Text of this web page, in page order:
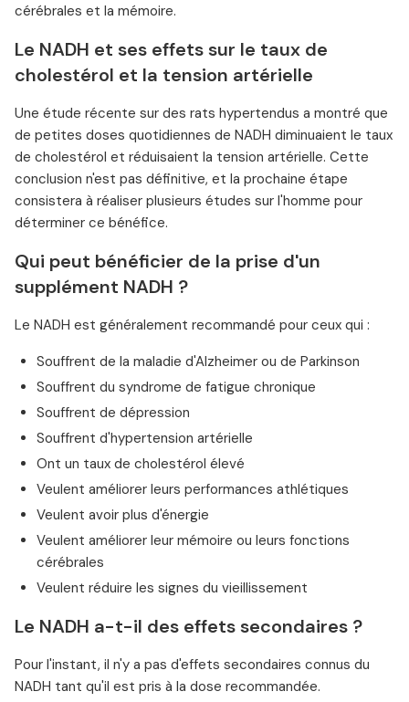
cérébrales et la mémoire.
Le NADH et ses effets sur le taux de
cholestérol et la tension artérielle
Une étude récente sur des rats hypertendus a montré que
de petites doses quotidiennes de NADH diminuaient le taux
de cholestérol et réduisaient la tension artérielle. Cette
conclusion n'est pas définitive, et la prochaine étape
consistera à réaliser plusieurs études sur l'homme pour
déterminer ce bénéfice.
Qui peut bénéficier de la prise d'un
supplément NADH ?
Le NADH est généralement recommandé pour ceux qui :
Souffrent de la maladie d'Alzheimer ou de Parkinson
Souffrent du syndrome de fatigue chronique
Souffrent de dépression
Souffrent d'hypertension artérielle
Ont un taux de cholestérol élevé
Veulent améliorer leurs performances athlétiques
Veulent avoir plus d'énergie
Veulent améliorer leur mémoire ou leurs fonctions
cérébrales
Veulent réduire les signes du vieillissement
Le NADH a-t-il des effets secondaires ?
Pour l'instant, il n'y a pas d'effets secondaires connus du
NADH tant qu'il est pris à la dose recommandée.